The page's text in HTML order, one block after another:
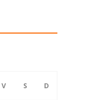
V S D